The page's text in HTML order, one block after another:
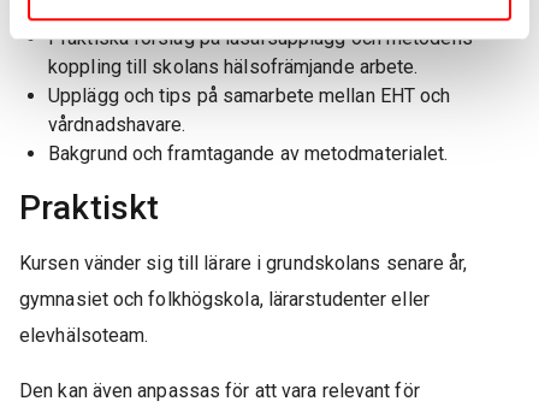
Praktiska förslag på läsårsupplägg och metodens
koppling till skolans hälsofrämjande arbete.
Upplägg och tips på samarbete mellan EHT och
vårdnadshavare.
Bakgrund och framtagande av metodmaterialet.
Praktiskt
Kursen vänder sig till lärare i grundskolans senare år,
gymnasiet och folkhögskola, lärarstudenter eller
elevhälsoteam.
Den kan även anpassas för att vara relevant för